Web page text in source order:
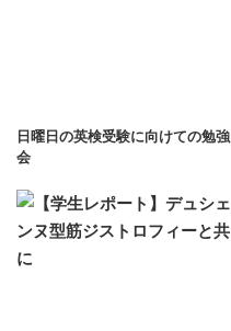
日曜日の英検受験に向けての勉強
会